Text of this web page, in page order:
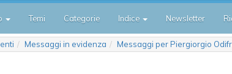
Temi Categorie Indice Newsletter
Messaggi in evidenza Messaggi per Piergiorgio